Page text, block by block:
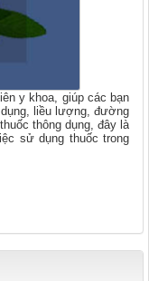
y khoa, giúp các bạn
liều lượng, đường
thông dụng, đây là
sử dụng thuốc trong